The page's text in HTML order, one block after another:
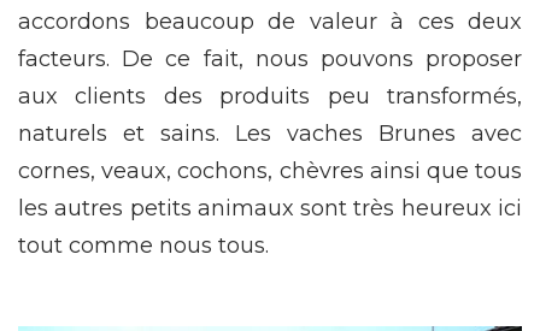
accordons beaucoup de valeur à ces deux
facteurs. De ce fait, nous pouvons proposer
aux clients des produits peu transformés,
naturels et sains. Les vaches Brunes avec
cornes, veaux, cochons, chèvres ainsi que tous
les autres petits animaux sont très heureux ici
tout comme nous tous.